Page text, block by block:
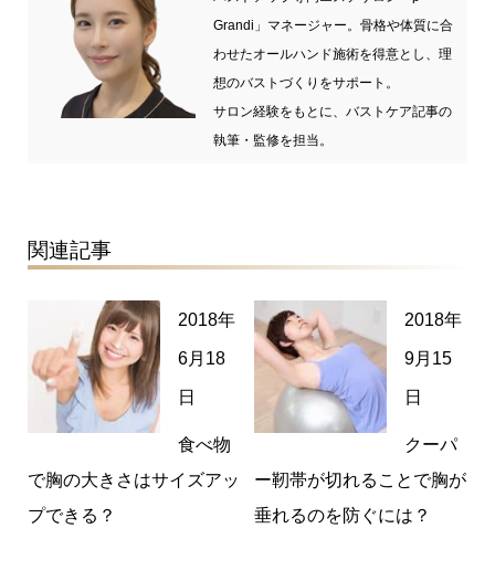
Grandi」マネージャー。骨格や体質に合
わせたオールハンド施術を得意とし、理
想のバストづくりをサポート。
サロン経験をもとに、バストケア記事の
執筆・監修を担当。
関連記事
2018年
6月18
日
食べ物
で胸の大きさはサイズアッ
プできる？
2018年
9月15
日
クーパ
ー靭帯が切れることで胸が
垂れるのを防ぐには？